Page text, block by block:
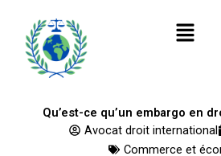
contenu
Menu
Qu’est-ce qu’un embargo en
Avocat droit international
Commerce et